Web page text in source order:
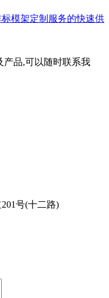
模架定制服务的快速供
产品,可以随时联系我
号(十二路)